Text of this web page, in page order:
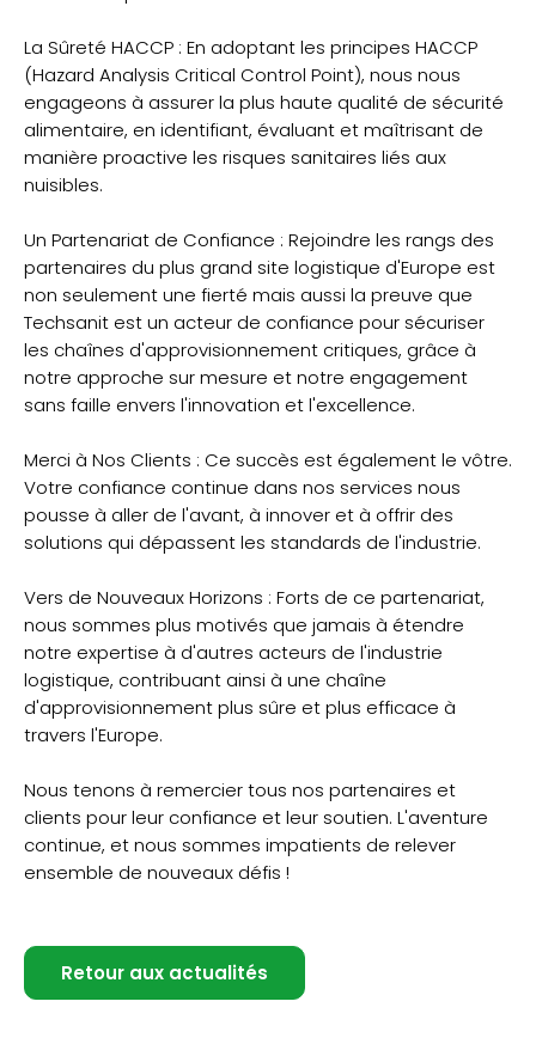
La Sûreté HACCP : En adoptant les principes HACCP
(Hazard Analysis Critical Control Point), nous nous
engageons à assurer la plus haute qualité de sécurité
alimentaire, en identifiant, évaluant et maîtrisant de
manière proactive les risques sanitaires liés aux
nuisibles.
Un Partenariat de Confiance : Rejoindre les rangs des
partenaires du plus grand site logistique d'Europe est
non seulement une fierté mais aussi la preuve que
Techsanit est un acteur de confiance pour sécuriser
les chaînes d'approvisionnement critiques, grâce à
notre approche sur mesure et notre engagement
sans faille envers l'innovation et l'excellence.
Merci à Nos Clients : Ce succès est également le vôtre.
Votre confiance continue dans nos services nous
pousse à aller de l'avant, à innover et à offrir des
solutions qui dépassent les standards de l'industrie.
Vers de Nouveaux Horizons : Forts de ce partenariat,
nous sommes plus motivés que jamais à étendre
notre expertise à d'autres acteurs de l'industrie
logistique, contribuant ainsi à une chaîne
d'approvisionnement plus sûre et plus efficace à
travers l'Europe.
Nous tenons à remercier tous nos partenaires et
clients pour leur confiance et leur soutien. L'aventure
continue, et nous sommes impatients de relever
ensemble de nouveaux défis !
Retour aux actualités